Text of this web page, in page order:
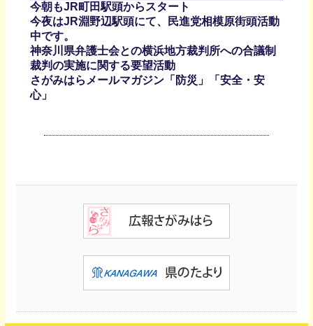
今朝もJR町田駅頭からスタート
今夜はJR淵野辺駅頭にて、民進党相模原街頭活動
中です。
神奈川県弁護士会との横浜地方裁判所への合議制
裁判の実施に関する要望活動
さがみはらメールマガジン「防災」「安全・安
心」